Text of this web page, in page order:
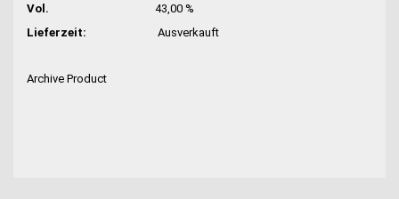
Vol.
43,00 %
Lieferzeit:
Ausverkauft
Archive Product